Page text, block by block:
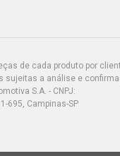
de cada produto por
sujeitas a análise e
S.A. - CNPJ:
695, Campinas-SP